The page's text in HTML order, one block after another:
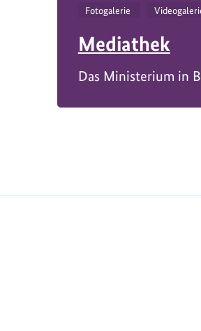
Fotogalerie
Mediathek
Das Ministerium in